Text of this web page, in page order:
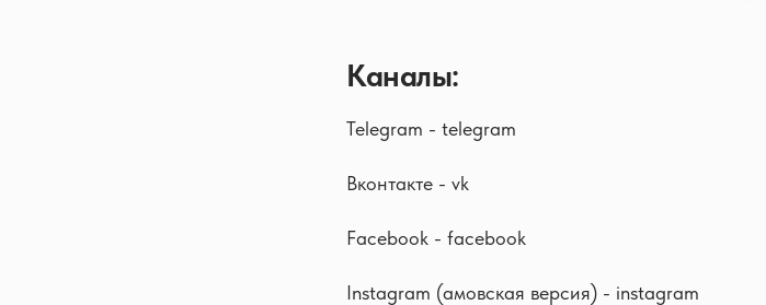
Каналы:
Telegram - telegram
Вконтакте - vk
Facebook - facebook
Instagram (амовская версия) - instagram